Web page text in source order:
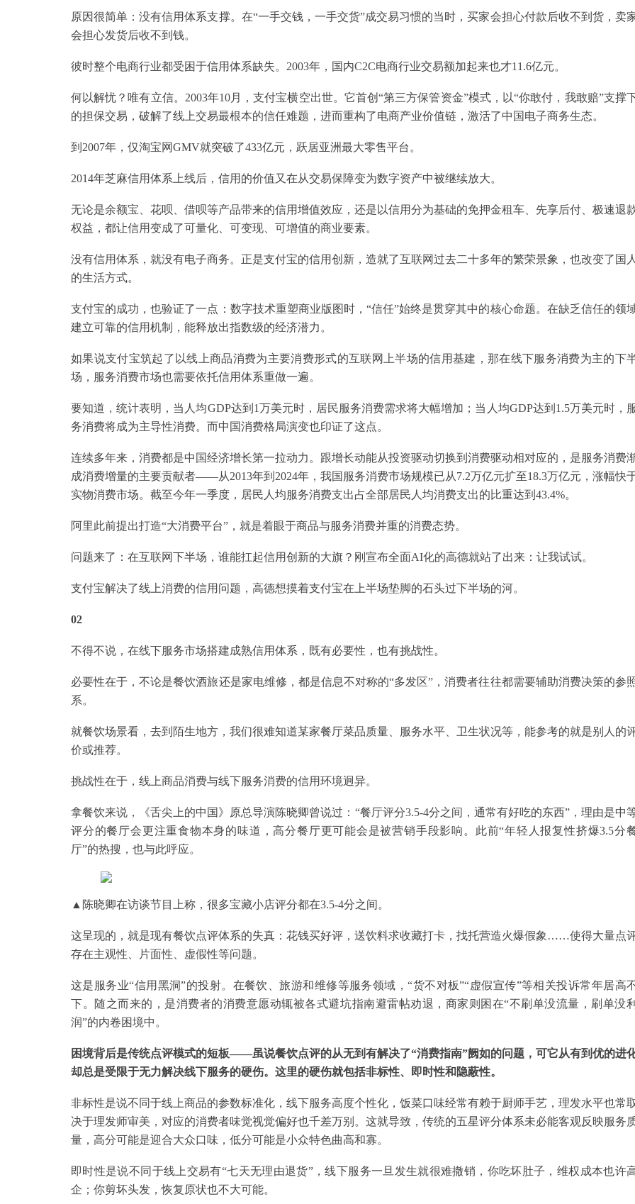
原因很简单：没有信用体系支撑。在“一手交钱，一手交货”成交易习惯的当时，买家会担心付款后收不到货，卖
会担心发货后收不到钱。
彼时整个电商行业都受困于信用体系缺失。2003年，国内C2C电商行业交易额加起来也才11.6亿元。
何以解忧？唯有立信。2003年10月，支付宝横空出世。它首创“第三方保管资金”模式，以“你敢付，我敢赔”支撑
的担保交易，破解了线上交易最根本的信任难题，进而重构了电商产业价值链，激活了中国电子商务生态。
到2007年，仅淘宝网GMV就突破了433亿元，跃居亚洲最大零售平台。
2014年芝麻信用体系上线后，信用的价值又在从交易保障变为数字资产中被继续放大。
无论是余额宝、花呗、借呗等产品带来的信用增值效应，还是以信用分为基础的免押金租车、先享后付、极速退
权益，都让信用变成了可量化、可变现、可增值的商业要素。
没有信用体系，就没有电子商务。正是支付宝的信用创新，造就了互联网过去二十多年的繁荣景象，也改变了国人
的生活方式。
支付宝的成功，也验证了一点：数字技术重塑商业版图时，“信任”始终是贯穿其中的核心命题。在缺乏信任的领
建立可靠的信用机制，能释放出指数级的经济潜力。
如果说支付宝筑起了以线上商品消费为主要消费形式的互联网上半场的信用基建，那在线下服务消费为主的下
场，服务消费市场也需要依托信用体系重做一遍。
要知道，统计表明，当人均GDP达到1万美元时，居民服务消费需求将大幅增加；当人均GDP达到1.5万美元时，
务消费将成为主导性消费。而中国消费格局演变也印证了这点。
连续多年来，消费都是中国经济增长第一拉动力。跟增长动能从投资驱动切换到消费驱动相对应的，是服务消费
成消费增量的主要贡献者——从2013年到2024年，我国服务消费市场规模已从7.2万亿元扩至18.3万亿元，涨幅快
实物消费市场。截至今年一季度，居民人均服务消费支出占全部居民人均消费支出的比重达到43.4%。
阿里此前提出打造“大消费平台”，就是着眼于商品与服务消费并重的消费态势。
问题来了：在互联网下半场，谁能扛起信用创新的大旗？刚宣布全面AI化的高德就站了出来：让我试试。
支付宝解决了线上消费的信用问题，高德想摸着支付宝在上半场垫脚的石头过下半场的河。
02
不得不说，在线下服务市场搭建成熟信用体系，既有必要性，也有挑战性。
必要性在于，不论是餐饮酒旅还是家电维修，都是信息不对称的“多发区”，消费者往往都需要辅助消费决策的参
系。
就餐饮场景看，去到陌生地方，我们很难知道某家餐厅菜品质量、服务水平、卫生状况等，能参考的就是别人的
价或推荐。
挑战性在于，线上商品消费与线下服务消费的信用环境迥异。
拿餐饮来说，《舌尖上的中国》原总导演陈晓卿曾说过：“餐厅评分3.5-4分之间，通常有好吃的东西”，理由是中
评分的餐厅会更注重食物本身的味道，高分餐厅更可能会是被营销手段影响。此前“年轻人报复性挤爆3.5分
厅”的热搜，也与此呼应。
▲陈晓卿在访谈节目上称，很多宝藏小店评分都在3.5-4分之间。
这呈现的，就是现有餐饮点评体系的失真：花钱买好评，送饮料求收藏打卡，找托营造火爆假象……使得大量点
存在主观性、片面性、虚假性等问题。
这是服务业“信用黑洞”的投射。在餐饮、旅游和维修等服务领域，“货不对板”“虚假宣传”等相关投诉常年居高
下。随之而来的，是消费者的消费意愿动辄被各式避坑指南避雷帖劝退，商家则困在“不刷单没流量，刷单没利
润”的内卷困境中。
困境背后是传统点评模式的短板——虽说餐饮点评的从无到有解决了“消费指南”阙如的问题，可它从有到优的进
却总是受限于无力解决线下服务的硬伤。这里的硬伤就包括非标性、即时性和隐蔽性。
非标性是说不同于线上商品的参数标准化，线下服务高度个性化，饭菜口味经常有赖于厨师手艺，理发水平也常
决于理发师审美，对应的消费者味觉视觉偏好也千差万别。这就导致，传统的五星评分体系未必能客观反映服务
量，高分可能是迎合大众口味，低分可能是小众特色曲高和寡。
即时性是说不同于线上交易有“七天无理由退货”，线下服务一旦发生就很难撤销，你吃坏肚子，维权成本也许
企；你剪坏头发，恢复原状也不大可能。